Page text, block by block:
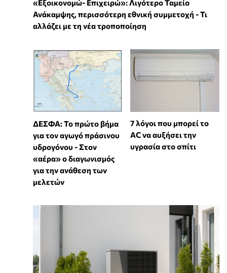
«Εξοικονομώ- Επιχειρώ»: Λιγότερο Ταμείο
Ανάκαμψης, περισσότερη εθνική συμμετοχή - Τι
αλλάζει με τη νέα τροποποίηση
ΔΕΣΦΑ: Το πρώτο βήμα
για τον αγωγό πράσινου
υδρογόνου - Στον
«αέρα» ο διαγωνισμός
για την ανάθεση των
μελετών
7 λόγοι που μπορεί το
AC να αυξήσει την
υγρασία στο σπίτι